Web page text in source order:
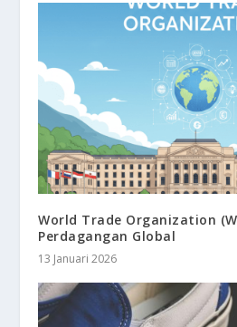
World Trade Organization
Perdagangan Global
13 Januari 2026